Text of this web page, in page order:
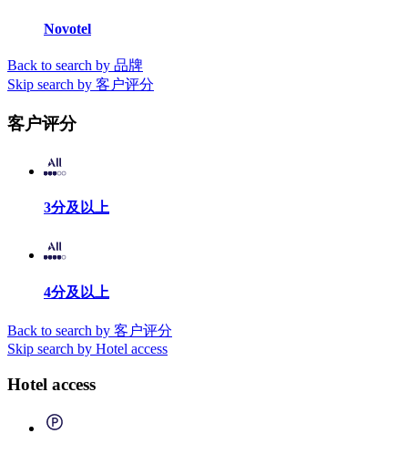
Novotel
Back to search by 品牌
Skip search by 客户评分
客户评分
3分及以上
4分及以上
Back to search by 客户评分
Skip search by Hotel access
Hotel access